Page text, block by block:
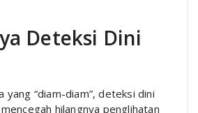
Deteksi Dini
yang “diam-diam”, deteksi dini
hilangnya penglihatan